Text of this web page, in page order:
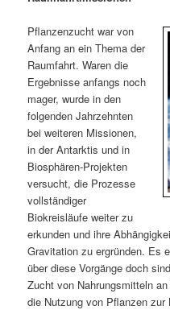
ä
r
e
n
I
n
h
a
n
d
ä
r
e
n
I
n
n
v
i
g
a
t
i
o
n
Pflanzenzucht war von
Anfang an ein Thema der
Raumfahrt. Waren die
Ergebnisse anfangs noch
mager, wurde in den
folgenden Jahrzehnten
bei weiteren Missionen,
in der Antarktis und in
Biosphären-Projekten
versucht, die Prozesse
vollständiger
Biokreisläufe weiter zu
erkunden und ihre
Gravitation zu ergründen. Es
über diese Vorgänge doch
Zucht von Nahrungsmitteln
die Nutzung von Pflanzen zur